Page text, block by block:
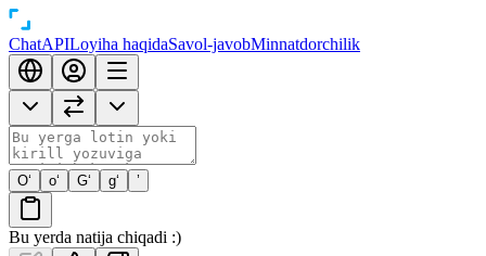
ChatAPILoyiha haqidaSavol-javobMinnatdorchilik
O‘ o‘ G‘ g‘ ’
Bu yerda natija chiqadi :)